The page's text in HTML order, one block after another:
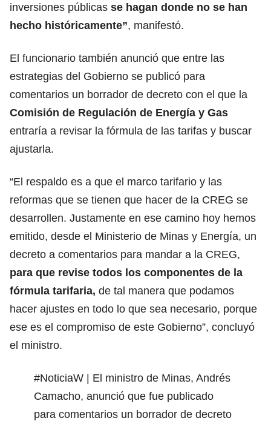
inversiones públicas se hagan donde no se han
hecho históricamente”, manifestó.
El funcionario también anunció que entre las
estrategias del Gobierno se publicó para
comentarios un borrador de decreto con el que la
Comisión de Regulación de Energía y Gas
entraría a revisar la fórmula de las tarifas y buscar
ajustarla.
“El respaldo es a que el marco tarifario y las
reformas que se tienen que hacer de la CREG se
desarrollen. Justamente en ese camino hoy hemos
emitido, desde el Ministerio de Minas y Energía, un
decreto a comentarios para mandar a la CREG,
para que revise todos los componentes de la
fórmula tarifaria, de tal manera que podamos
hacer ajustes en todo lo que sea necesario, porque
ese es el compromiso de este Gobierno”, concluyó
el ministro.
#NoticiaW | El ministro de Minas, Andrés
Camacho, anunció que fue publicado
para comentarios un borrador de decreto